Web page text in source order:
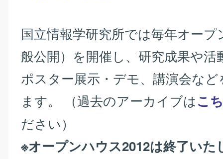
国立情報学研究所では毎年オー
般公開）を開催し、研究成果や
ポスター展示・デモ、講演会な
ます。 （過去のアーカイブはこ
ださい）
※オープンハウス2012は終了いた